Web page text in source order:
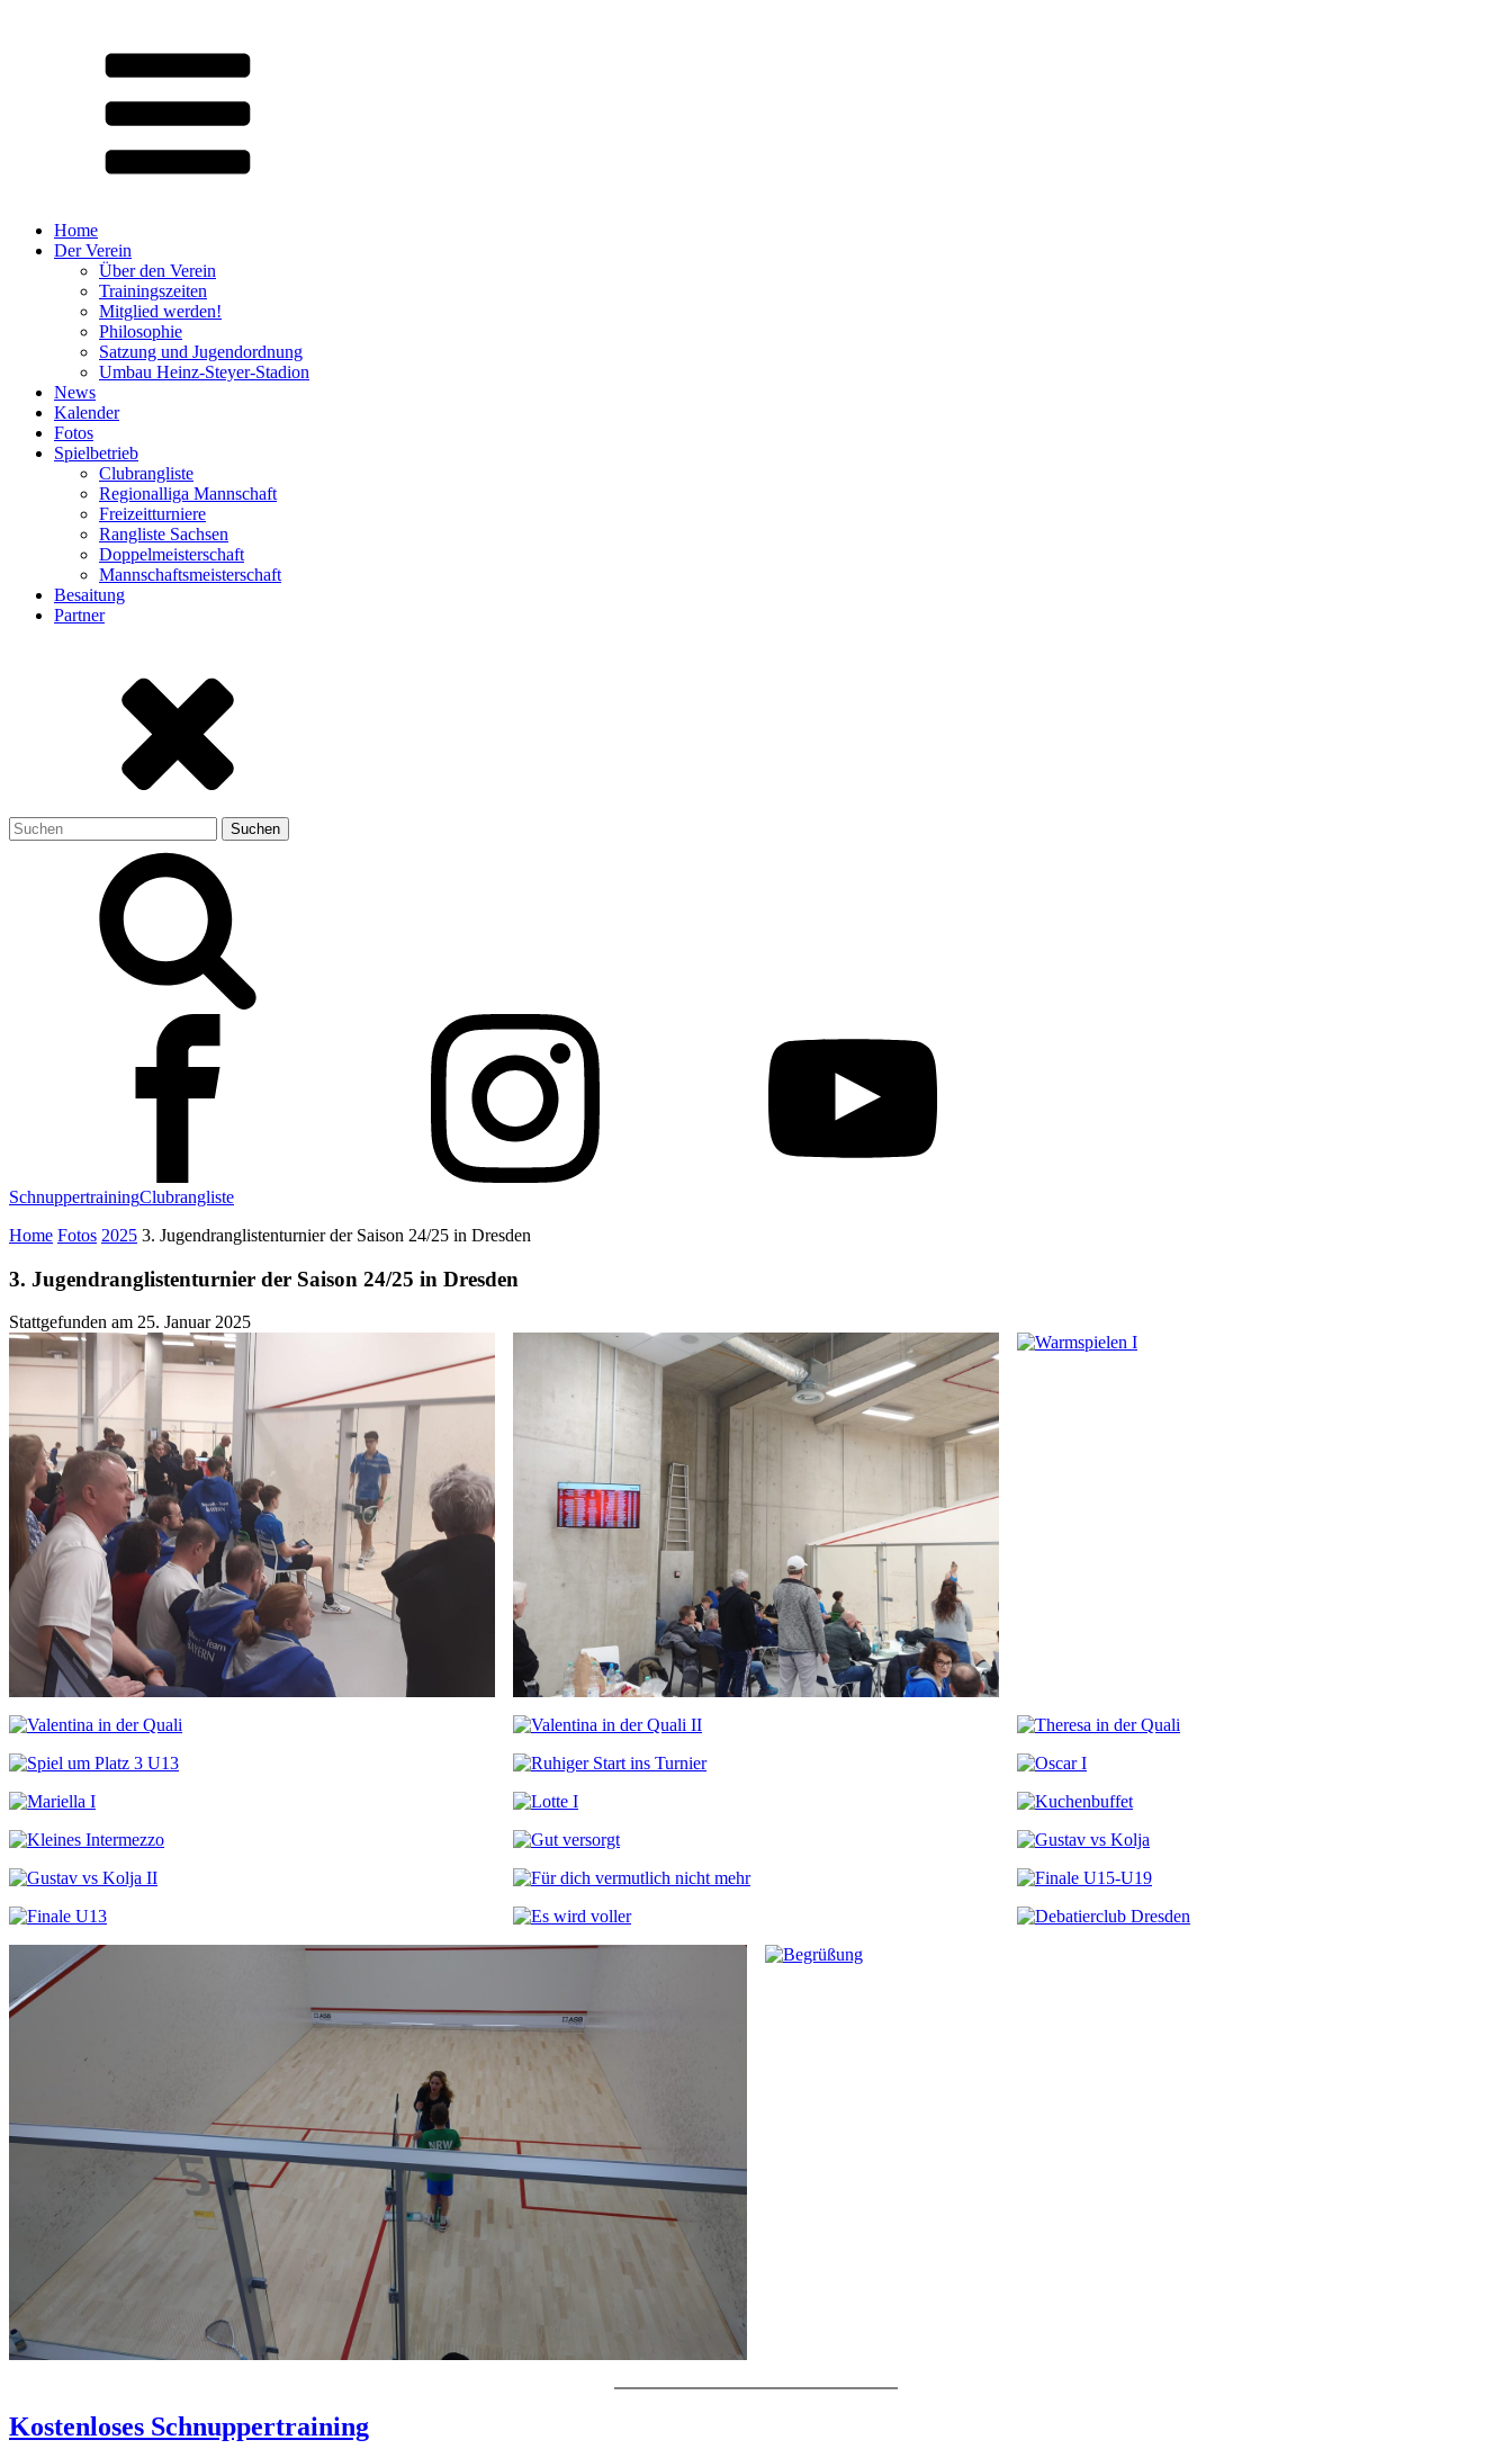
Home
Der Verein
Über den Verein
Trainingszeiten
Mitglied werden!
Philosophie
Satzung und Jugendordnung
Umbau Heinz-Steyer-Stadion
News
Kalender
Fotos
Spielbetrieb
Clubrangliste
Regionalliga Mannschaft
Freizeitturniere
Rangliste Sachsen
Doppelmeisterschaft
Mannschaftsmeisterschaft
Besaitung
Partner
Suchen
nach:
SchnuppertrainingClubrangliste
Home Fotos 2025 3. Jugendranglistenturnier der Saison 24/25 in Dresden
3. Jugendranglistenturnier der Saison 24/25 in Dresden
Stattgefunden am 25. Januar 2025
Kostenloses Schnuppertraining